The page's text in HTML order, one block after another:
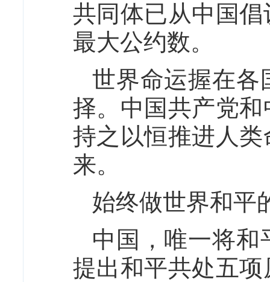
共同体已从中国
最大公约数。
世界命运握在各
择。中国共产党
持之以恒推进人
来。
始终做世界和
中国，唯一将和
提出和平共处五